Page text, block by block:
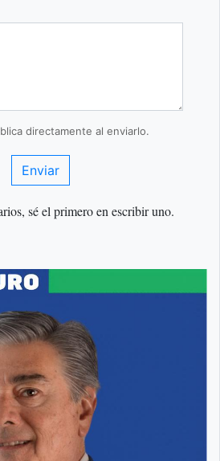
directamente al enviarlo.
Enviar
sé el primero en escribir uno.